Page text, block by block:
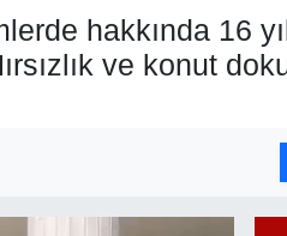
hakkında 16
ve konut